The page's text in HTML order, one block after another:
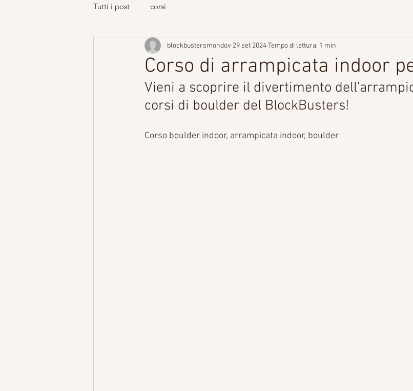
Tutti i post corsi
Corso di arrampicata indoor
blockbustersmondov 29 set 2024Tempo di lettura: 1 min
Vieni a scoprire il divertimento
corsi di boulder del BlockBusters!
Corso boulder indoor, arrampicata indoor, boulder